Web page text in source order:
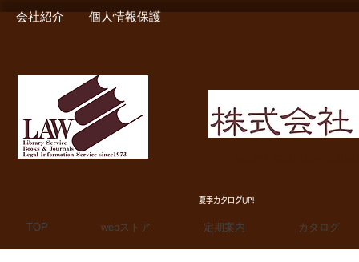
会社紹介 個人情報保護
夏季カタログUP!
TOP webストア 定期案内 カタログ